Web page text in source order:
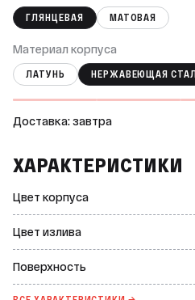
ГЛЯНЦЕВАЯ МАТОВАЯ
Материал корпуса
ЛАТУНЬ НЕРЖАВЕЮЩАЯ
Доставка: завтра
ХАРАКТЕРИСТИКИ
Цвет корпуса
Цвет излива
Поверхность